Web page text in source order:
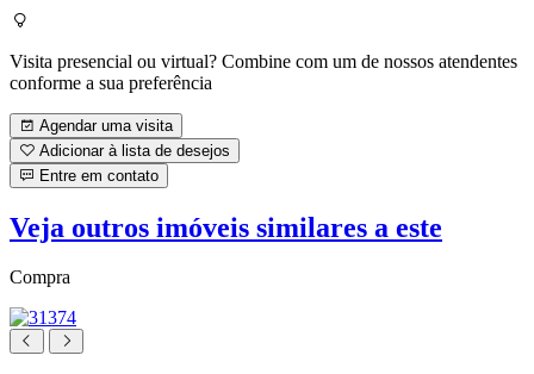
Visita presencial ou virtual? Combine com um de nossos atendentes
conforme a sua preferência
Agendar uma visita
Adicionar à lista de desejos
Entre em contato
Veja outros imóveis similares a este
Compra